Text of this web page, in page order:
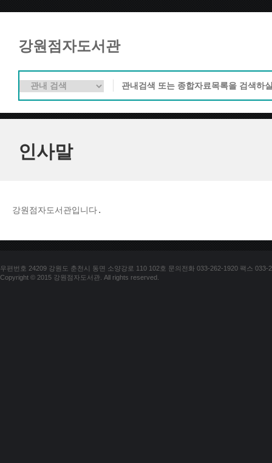
강원점자도서관
인사말
강원점자도서관입니다.
우편번호 24209 강원도 춘천시 동면 소양강로 110 102호 문의전화 033-262-1920 팩스 033-
Copyright © 2015 강원점자도서관. All rights reserved.